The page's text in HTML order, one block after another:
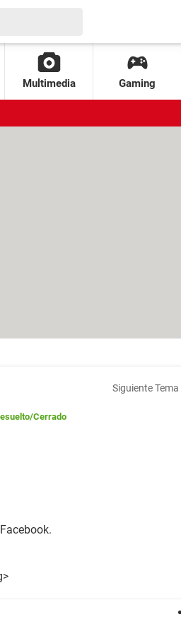
Multimedia Gaming
Siguiente Tema
/Cerrado